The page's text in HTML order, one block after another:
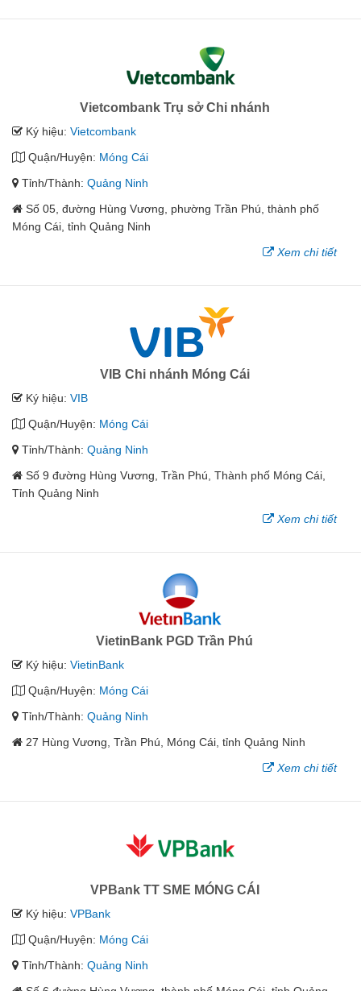
Vietcombank Trụ sở Chi nhánh
Ký hiệu: Vietcombank
Quận/Huyện: Móng Cái
Tỉnh/Thành: Quảng Ninh
Số 05, đường Hùng Vương, phường Trần Phú, thành phố
Móng Cái, tỉnh Quảng Ninh
Xem chi tiết
VIB Chi nhánh Móng Cái
Ký hiệu: VIB
Quận/Huyện: Móng Cái
Tỉnh/Thành: Quảng Ninh
Số 9 đường Hùng Vương, Trần Phú, Thành phố Móng Cái,
Tỉnh Quảng Ninh
Xem chi tiết
VietinBank PGD Trần Phú
Ký hiệu: VietinBank
Quận/Huyện: Móng Cái
Tỉnh/Thành: Quảng Ninh
27 Hùng Vương, Trần Phú, Móng Cái, tỉnh Quảng Ninh
Xem chi tiết
VPBank TT SME MÓNG CÁI
Ký hiệu: VPBank
Quận/Huyện: Móng Cái
Tỉnh/Thành: Quảng Ninh